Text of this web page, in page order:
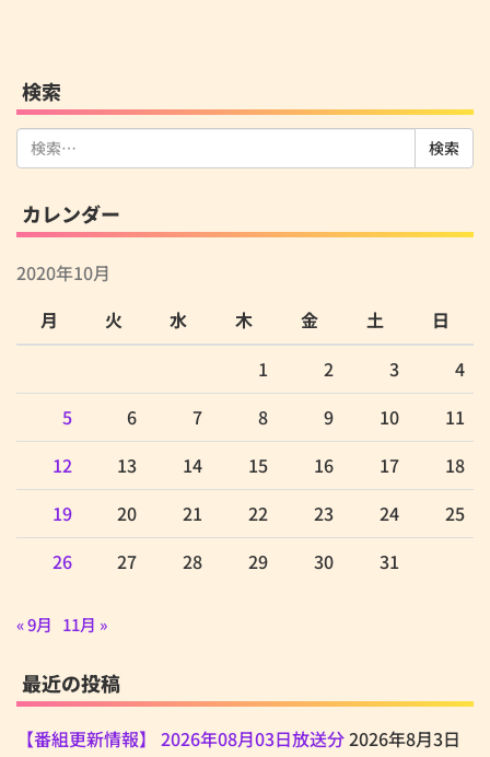
検索
検
索:
カレンダー
2020年10月
月
火 水 木 金 土
日
1
2 3
4
5
6 7 8 9 10
11
12
13 14 15 16 17
18
19
20 21 22 23 24
25
26
27 28 29 30 31
« 9月 11月 »
最近の投稿
【番組更新情報】 2026年08月03日放送分2026年8月3日